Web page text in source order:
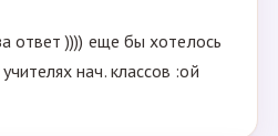
ответ )))) еще бы хотелось
нач. классов :ой